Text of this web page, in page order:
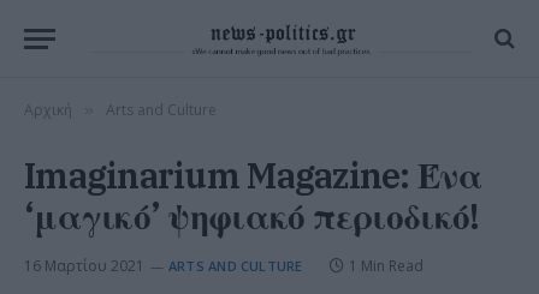
Αρχική Arts and Culture
Imaginarium Magazine: Ένα
‘μαγικό’ ψηφιακό περιοδικό!
16 Μαρτίου 2021 ARTS AND CULTURE 1 Min Read